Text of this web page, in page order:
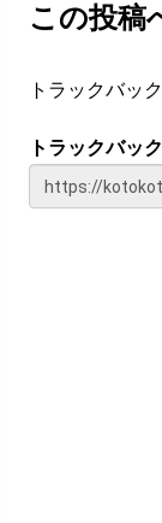
この投稿
トラックバッ
トラックバッ